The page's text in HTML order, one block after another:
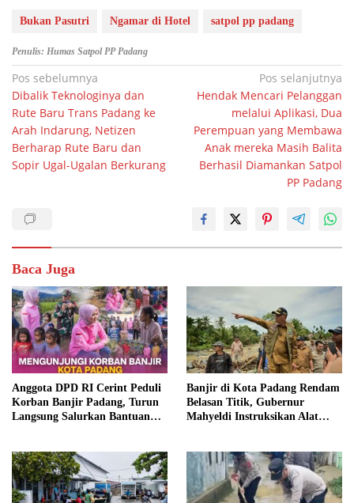
Bukan Pasutri Ngamar di Hotel satpol pp padang
Penulis: Humas Satpol PP Padang
Navigasi
pos
Pos sebelumnya
Dibalik Teknologinya dan
Rute Baru Trans Padang ke
Arah Indarung, Netizen
Berharap Rute Baru dan
Sopir Ugal-Ugalan Berkurang
Pos selanjutnya
Hendak Mencari Pelanggan
melalui Aplikasi, Dua
Perempuan yang Membawa
Anak mereka Masih Balita
Berhasil Diamankan Satpol
PP Padang
Baca Juga
Anggota DPD RI Cerint Peduli
Korban Banjir Padang, Turun
Langsung Salurkan Bantuan
Banjir di Kota Padang Rendam
Belasan Titik, Gubernur
Mahyeldi Instruksikan Alat